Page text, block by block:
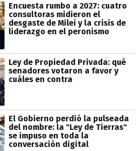
Encuesta rumbo a 2027: cuatro
consultoras midieron el
desgaste de Milei y la crisis de
liderazgo en el peronismo
Ley de Propiedad Privada: qué
senadores votaron a favor y
cuáles en contra
El Gobierno perdió la pulseada
del nombre: la "Ley de Tierras"
se impuso en toda la
conversación digital